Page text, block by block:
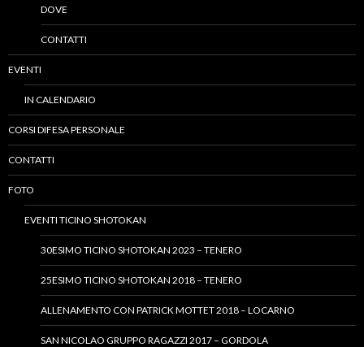
DOVE
CONTATTI
EVENTI
IN CALENDARIO
CORSI DIFESA PERSONALE
CONTATTI
FOTO
EVENTI TICINO SHOTOKAN
30ESIMO TICINO SHOTOKAN 2023 – TENERO
25ESIMO TICINO SHOTOKAN 2018 – TENERO
ALLENAMENTO CON PATRICK MOTTET 2018 – LOCARNO
SAN NICOLAO GRUPPO RAGAZZI 2017 – GORDOLA